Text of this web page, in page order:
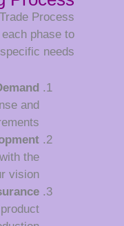
Process
phase to
needs:
and
the
vision.